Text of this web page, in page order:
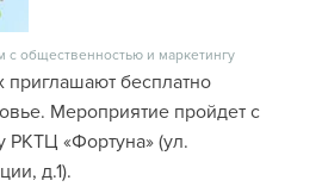
с общественностью и маркетингу
бесплатно
Мероприятие пройдет с
РКТЦ «Фортуна» (ул.
д.1).